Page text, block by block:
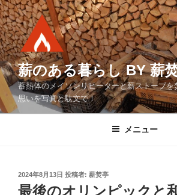
コ
ン
テ
ン
ツ
へ
キ
薪のある暮らし BY 薪
蓄熱体のメイソンリヒーターと薪ストーブを
思いを写真と駄文で！
メニュー
投
稿
2024年8月13日 投稿者: 薪焚亭
最後のオリンピックと